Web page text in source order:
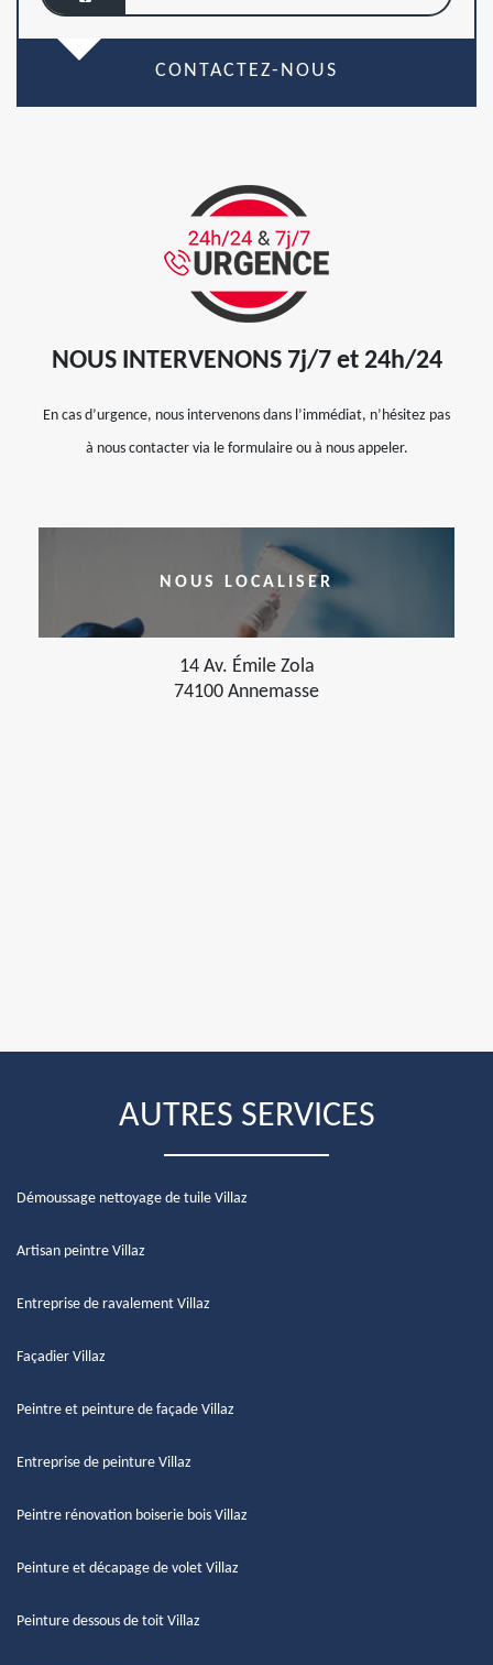
CONTACTEZ-NOUS
NOUS INTERVENONS 7j/7 et 24h/24
En cas d’urgence, nous intervenons dans l’immédiat, n’hésitez pas
à nous contacter via le formulaire ou à nous appeler.
NOUS LOCALISER
14 Av. Émile Zola
74100 Annemasse
AUTRES SERVICES
Démoussage nettoyage de tuile Villaz
Artisan peintre Villaz
Entreprise de ravalement Villaz
Façadier Villaz
Peintre et peinture de façade Villaz
Entreprise de peinture Villaz
Peintre rénovation boiserie bois Villaz
Peinture et décapage de volet Villaz
Peinture dessous de toit Villaz